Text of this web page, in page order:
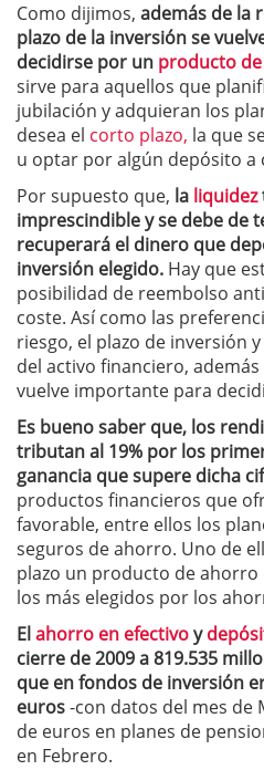
Como dijimos, además de la
plazo de la inversión se
decidirse por un producto
sirve para aquellos que
jubilación y adquieran los
desea el corto plazo, la que
u optar por algún depósito a
Por supuesto que, la liquidez
imprescindible y se debe de
recuperará el dinero que
inversión elegido. Hay que
posibilidad de reembolso
coste. Así como las
riesgo, el plazo de inversión
del activo financiero,
vuelve importante para
Es bueno saber que, los
tributan al 19% por los
ganancia que supere dicha
productos financieros que
favorable, entre ellos los
seguros de ahorro. Uno de
plazo un producto de
los más elegidos por los
Elahorro en efectivoy
cierre de 2009 a 819.535
que en fondos de inversión
euros-con datos del mes de
de euros en planes de
en Febrero.